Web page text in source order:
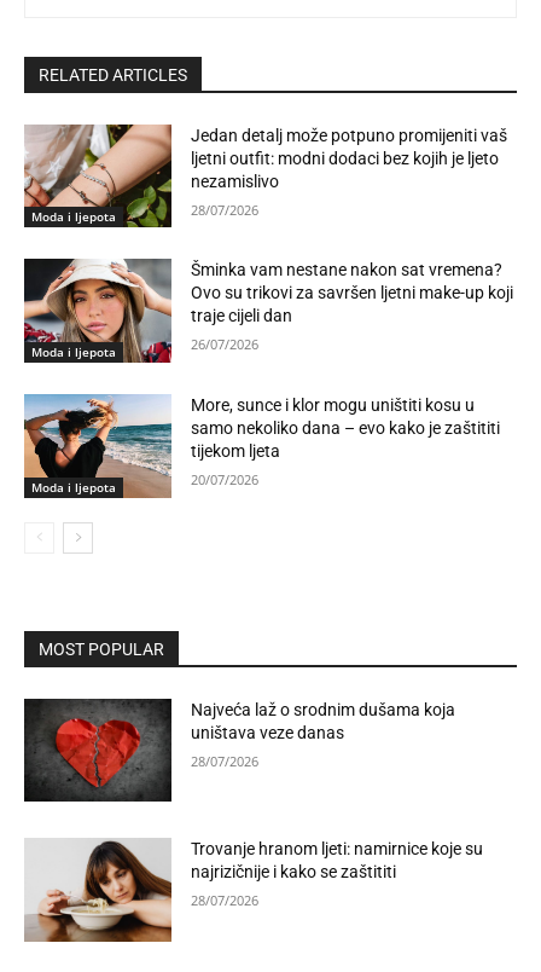
RELATED ARTICLES
Moda i ljepota
Jedan detalj može potpuno promijeniti vaš
ljetni outfit: modni dodaci bez kojih je ljeto
nezamislivo
28/07/2026
Moda i ljepota
Šminka vam nestane nakon sat vremena?
Ovo su trikovi za savršen ljetni make-up koji
traje cijeli dan
26/07/2026
Moda i ljepota
More, sunce i klor mogu uništiti kosu u
samo nekoliko dana – evo kako je zaštititi
tijekom ljeta
20/07/2026
MOST POPULAR
Najveća laž o srodnim dušama koja
uništava veze danas
28/07/2026
Trovanje hranom ljeti: namirnice koje su
najrizičnije i kako se zaštititi
28/07/2026